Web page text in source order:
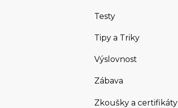
Testy
Tipy a Triky
Výslovnost
Zábava
Zkoušky a certifikáty